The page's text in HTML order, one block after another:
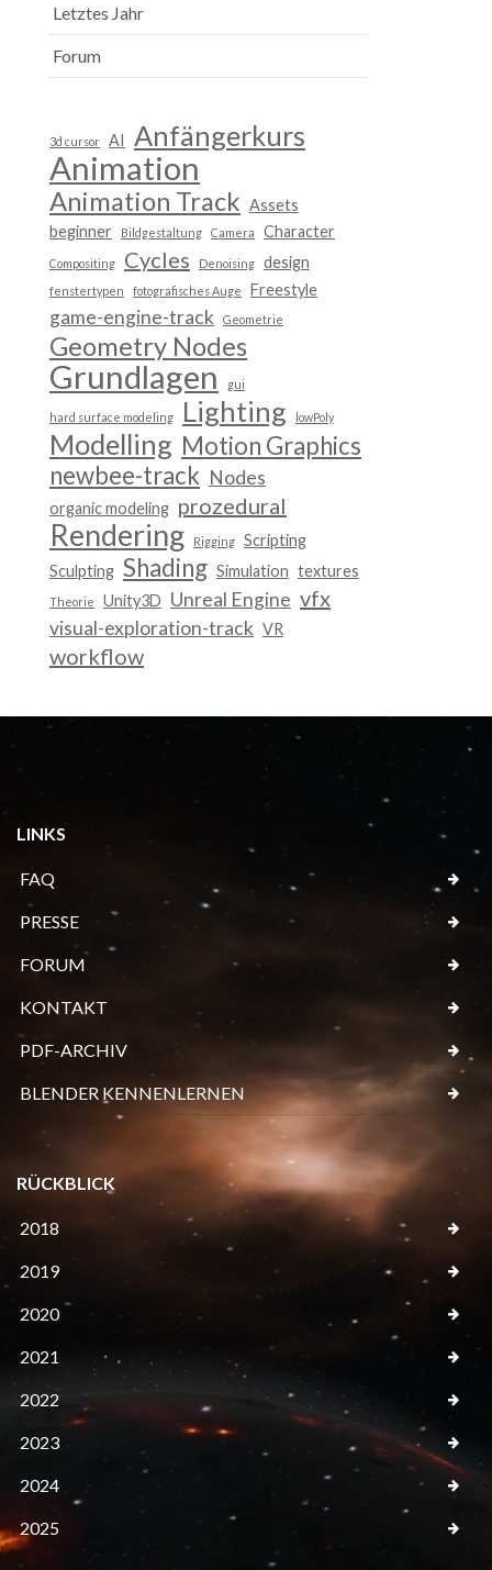
Letztes Jahr
Forum
3d cursor AI Anfängerkurs
Animation
Animation Track Assets
beginner
Bildgestaltung Camera Character
Compositing Cycles Denoising design
fenstertypen fotografisches Auge Freestyle
game-engine-track Geometrie
Geometry Nodes
Grundlagen gui
hard surface modeling Lighting lowPoly
Modelling Motion Graphics
newbee-track Nodes
organic modeling prozedural
Rendering Rigging
Scripting
Sculpting Shading Simulation textures
Theorie Unity3D Unreal Engine vfx
visual-exploration-track VR
workflow
LINKS
FAQ
PRESSE
FORUM
KONTAKT
PDF-ARCHIV
BLENDER KENNENLERNEN
RÜCKBLICK
2018
2019
2020
2021
2022
2023
2024
2025